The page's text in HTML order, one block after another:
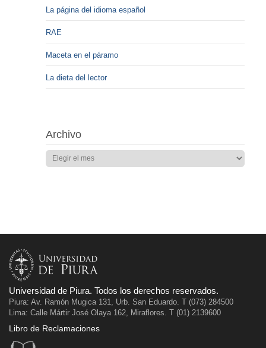
La página del idioma español
RAE
Maceta en el páramo
La dieta del lector
Archivo
Universidad de Piura. Todos los derechos reservados.
Piura: Av. Ramón Mugica 131, Urb. San Eduardo. T (073) 284500
Lima: Calle Mártir José Olaya 162, Miraflores. T (01) 2139600
Libro de Reclamaciones